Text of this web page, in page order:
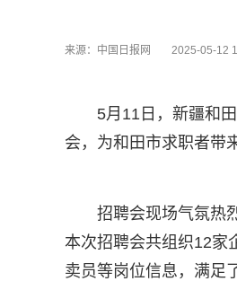
来源：中国日报网 2025-05-12
5月11日， 新疆和
会，为和田市求职者带
招聘会现场气氛热
本次招聘会共组织12家
卖员等岗位信息，满足